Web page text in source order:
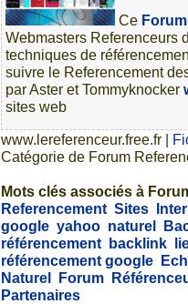
Ce
Webmasters Referenceurs
techniques de
suivre le Referencement
par Aster et Tommyknocker
sites web
www.lereferenceur.free.fr |
Catégorie de Forum
Mots clés associés à
Referencement Sites
google yahoo naturel
référencement backlink
référencement google
Naturel Forum
Partenaires